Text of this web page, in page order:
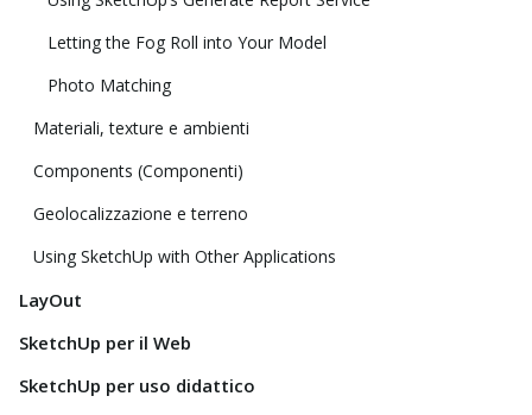
Letting the Fog Roll into Your Model
Photo Matching
Materiali, texture e ambienti
Components (Componenti)
Geolocalizzazione e terreno
Using SketchUp with Other Applications
LayOut
SketchUp per il Web
SketchUp per uso didattico